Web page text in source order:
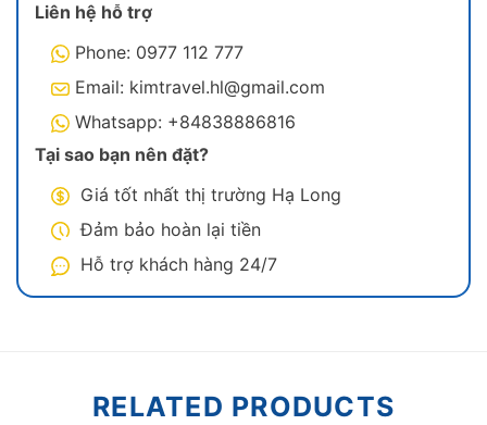
Nhà hàng cao cấp trên Leona phục vụ thực đơn
chế biến bởi các đầu bếp chuyên nghiệp, mang
đến những bữa ăn ngon miệng và đầy cảm xúc.
Liên hệ hỗ trợ
Phone: 0977 112 777
Email: kimtravel.hl@gmail.com
Whatsapp: +84838886816
Tại sao bạn nên đặt?
Giá tốt nhất thị trường Hạ Long
Đảm bảo hoàn lại tiền
Hỗ trợ khách hàng 24/7
RELATED PRODUCTS